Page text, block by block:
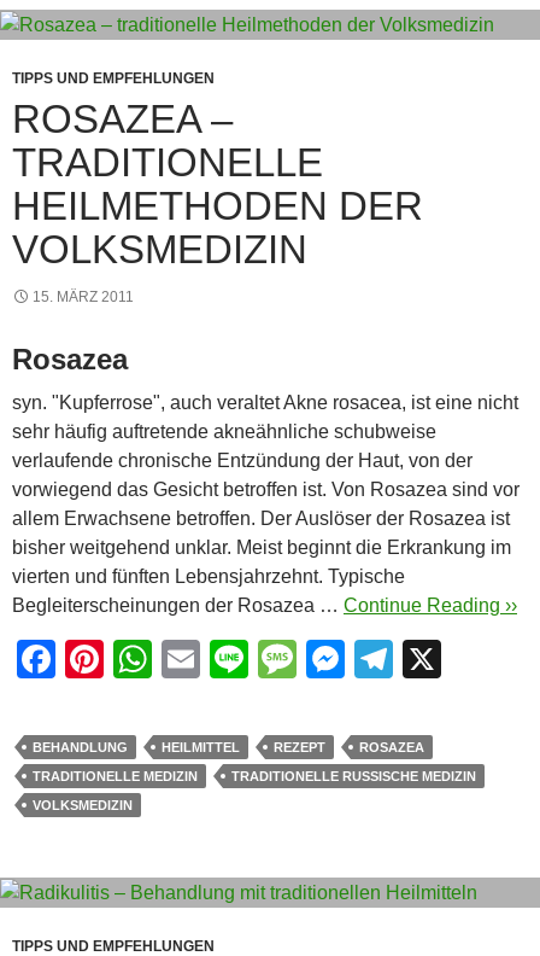
o
k
p
er
TIPPS UND EMPFEHLUNGEN
ROSAZEA –
TRADITIONELLE
HEILMETHODEN DER
VOLKSMEDIZIN
15. MÄRZ 2011
Rosazea
syn. "Kupferrose", auch veraltet Akne rosacea, ist eine nicht
sehr häufig auftretende akneähnliche schubweise
verlaufende chronische Entzündung der Haut, von der
vorwiegend das Gesicht betroffen ist. Von Rosazea sind vor
allem Erwachsene betroffen. Der Auslöser der Rosazea ist
bisher weitgehend unklar. Meist beginnt die Erkrankung im
vierten und fünften Lebensjahrzehnt. Typische
Begleiterscheinungen der Rosazea … Continue Reading ››
F
c
e
b
o
k
Pi
er
e
st
W
at
s
p
E
ail
Li
e
M
ss
a
M
ss
e
er
T
e
gr
BEHANDLUNG HEILMITTEL REZEPT
ROSAZEA
TRADITIONELLE MEDIZIN
TRADITIONELLE RUSSISCHE MEDIZIN
VOLKSMEDIZIN
TIPPS UND EMPFEHLUNGEN